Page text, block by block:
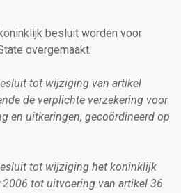
besluit worden voor
overgemaakt.
tot wijziging van artikel
de verplichte verzekering voor
en uitkeringen, gecoördineerd op
tot wijziging het koninklijk
tot uitvoering van artikel 36